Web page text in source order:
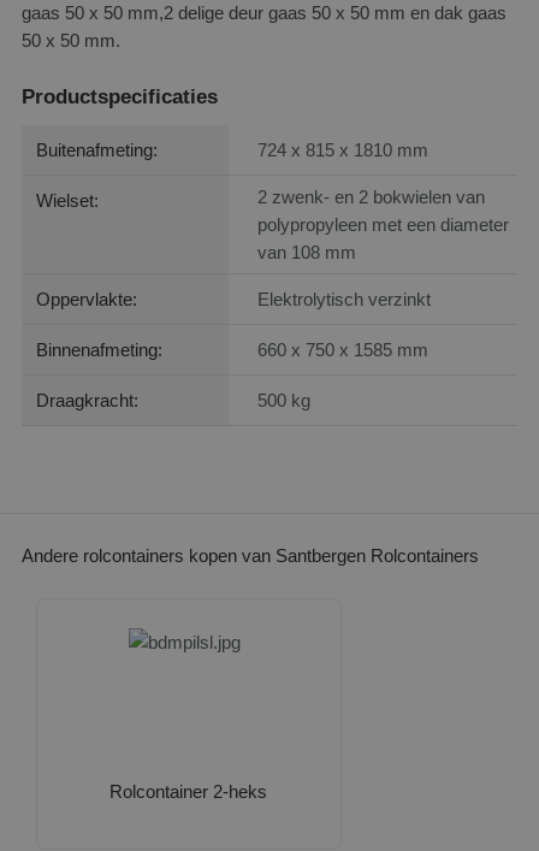
gaas 50 x 50 mm,2 delige deur gaas 50 x 50 mm en dak gaas
50 x 50 mm.
Productspecificaties
Buitenafmeting: 724 x 815 x 1810 mm
Wielset:
2 zwenk- en 2 bokwielen van
polypropyleen met een diameter
van 108 mm
Oppervlakte: Elektrolytisch verzinkt
Binnenafmeting: 660 x 750 x 1585 mm
Draagkracht: 500 kg
Andere rolcontainers kopen van Santbergen Rolcontainers
Rolcontainer 2-heks